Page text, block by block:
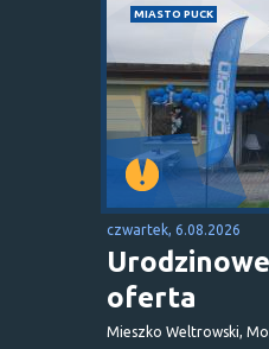
MIASTO PUCK
czwartek, 6.08.2026
oferta
Mieszko Weltrowski,